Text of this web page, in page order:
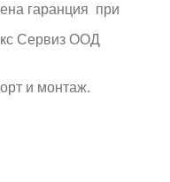
гаранция при
Сервиз ООД
и монтаж.